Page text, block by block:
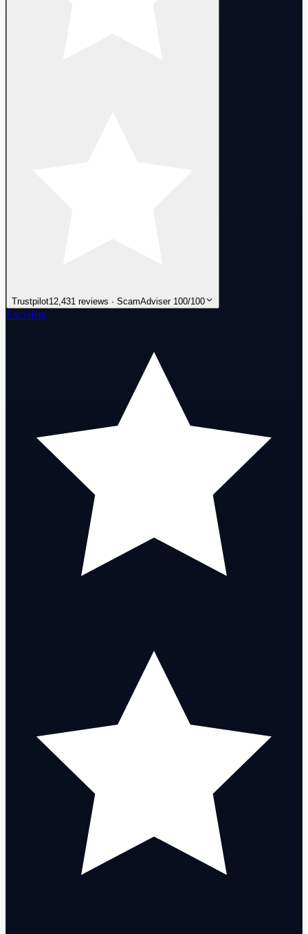
Trustpilot12,431 reviews · ScamAdviser 100/100
Excellent